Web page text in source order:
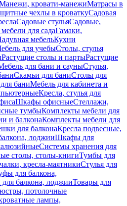
кровати-манежиМатрасы в
чехлы в кроваткуСадовая
Садовые стульяСадовые,
для садаГамаки,
мебельКухни
для учебыСтолы, стулья
Растущие столы и партыРастущие
для бани и сауныСтулья,
Скамьи для баниСтолы для
баниМебель для кабинета и
Кресла, стулья для
Шкафы офисныеСтеллажи,
тумбыКомплекты мебели для
и балконаКомплекты мебели для
для балконаКресла подвесные,
лоджииШкафы для
Системы хранения для
столы, столы-книгиТумбы для
кресла-маятникиСтулья для
для балкона,
балкона, лоджииТовары для
потолочные
лампы,